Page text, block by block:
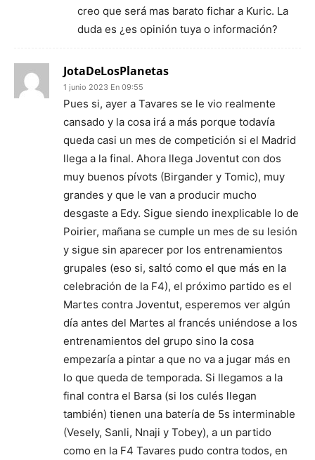
creo que será mas barato fichar a Kuric. La
duda es ¿es opinión tuya o información?
JotaDeLosPlanetas
1 junio 2023 En 09:55
Pues si, ayer a Tavares se le vio realmente
cansado y la cosa irá a más porque todavía
queda casi un mes de competición si el Madrid
llega a la final. Ahora llega Joventut con dos
muy buenos pívots (Birgander y Tomic), muy
grandes y que le van a producir mucho
desgaste a Edy. Sigue siendo inexplicable lo de
Poirier, mañana se cumple un mes de su lesión
y sigue sin aparecer por los entrenamientos
grupales (eso si, saltó como el que más en la
celebración de la F4), el próximo partido es el
Martes contra Joventut, esperemos ver algún
día antes del Martes al francés uniéndose a los
entrenamientos del grupo sino la cosa
empezaría a pintar a que no va a jugar más en
lo que queda de temporada. Si llegamos a la
final contra el Barsa (si los culés llegan
también) tienen una batería de 5s interminable
(Vesely, Sanli, Nnaji y Tobey), a un partido
como en la F4 Tavares pudo contra todos, en